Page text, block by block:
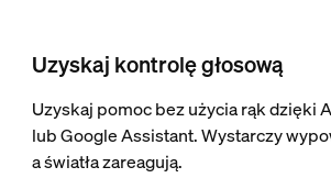
Uzyskaj kontrolę głosową
Uzyskaj pomoc bez użycia rąk dzięki
lub Google Assistant. Wystarczy
a światła zareagują.